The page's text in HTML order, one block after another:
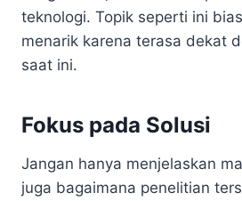
teknologi. Topik seperti ini
menarik karena terasa dekat
saat ini.
Fokus pada Solusi
Jangan hanya menjelaskan
juga bagaimana penelitian